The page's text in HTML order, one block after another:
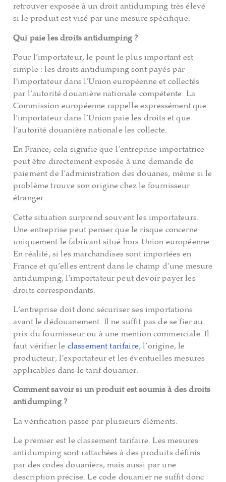
retrouver exposée à un droit antidumping très élevé
si le produit est visé par une mesure spécifique.
Qui paie les droits antidumping ?
Pour l’importateur, le point le plus important est
simple : les droits antidumping sont payés par
l’importateur dans l’Union européenne et collectés
par l’autorité douanière nationale compétente. La
Commission européenne rappelle expressément que
l’importateur dans l’Union paie les droits et que
l’autorité douanière nationale les collecte.
En France, cela signifie que l’entreprise importatrice
peut être directement exposée à une demande de
paiement de l’administration des douanes, même si le
problème trouve son origine chez le fournisseur
étranger.
Cette situation surprend souvent les importateurs.
Une entreprise peut penser que le risque concerne
uniquement le fabricant situé hors Union européenne.
En réalité, si les marchandises sont importées en
France et qu’elles entrent dans le champ d’une mesure
antidumping, l’importateur peut devoir payer les
droits correspondants.
L’entreprise doit donc sécuriser ses importations
avant le dédouanement. Il ne suffit pas de se fier au
prix du fournisseur ou à une mention commerciale. Il
faut vérifier le classement tarifaire, l’origine, le
producteur, l’exportateur et les éventuelles mesures
applicables dans le tarif douanier.
Comment savoir si un produit est soumis à des droits
antidumping ?
La vérification passe par plusieurs éléments.
Le premier est le classement tarifaire. Les mesures
antidumping sont rattachées à des produits définis
par des codes douaniers, mais aussi par une
description précise. Le code douanier ne suffit donc